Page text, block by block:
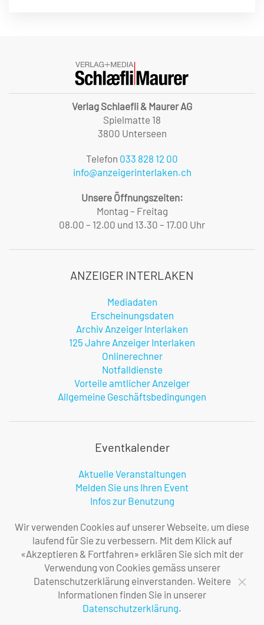
Verlag Schlaefli & Maurer AG
Spielmatte 18
3800 Unterseen
Telefon 033 828 12 00
info@anzeigerinterlaken.ch
Unsere Öffnungszeiten:
Montag – Freitag
08.00 – 12.00 und 13.30 – 17.00 Uhr
ANZEIGER INTERLAKEN
Mediadaten
Erscheinungsdaten
Archiv Anzeiger Interlaken
125 Jahre Anzeiger Interlaken
Onlinerechner
Notfalldienste
Vorteile amtlicher Anzeiger
Allgemeine Geschäftsbedingungen
Eventkalender
Aktuelle Veranstaltungen
Melden Sie uns Ihren Event
Infos zur Benutzung
Firma
Über uns
Ihre Ansprechpersonen
Impressum
Wir verwenden Cookies auf unserer Webseite, um diese
laufend für Sie zu verbessern. Mit dem Klick auf
«Akzeptieren & Fortfahren» erklären Sie sich mit der
Verwendung von Cookies gemäss unserer
Datenschutzerklärung einverstanden. Weitere
Informationen finden Sie in unserer
Datenschutzerklärung.